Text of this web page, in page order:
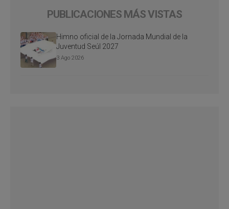
PUBLICACIONES MÁS VISTAS
Himno oficial de la Jornada Mundial de la
Juventud Seúl 2027
3 Ago 2026